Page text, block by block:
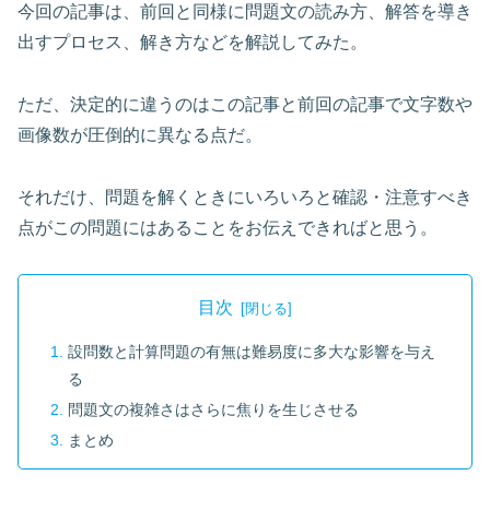
今回の記事は、前回と同様に問題文の読み方、解答を導き
出すプロセス、解き方などを解説してみた。
ただ、決定的に違うのはこの記事と前回の記事で文字数や
画像数が圧倒的に異なる点だ。
それだけ、問題を解くときにいろいろと確認・注意すべき
点がこの問題にはあることをお伝えできればと思う。
目次
設問数と計算問題の有無は難易度に多大な影響を与え
る
問題文の複雑さはさらに焦りを生じさせる
まとめ